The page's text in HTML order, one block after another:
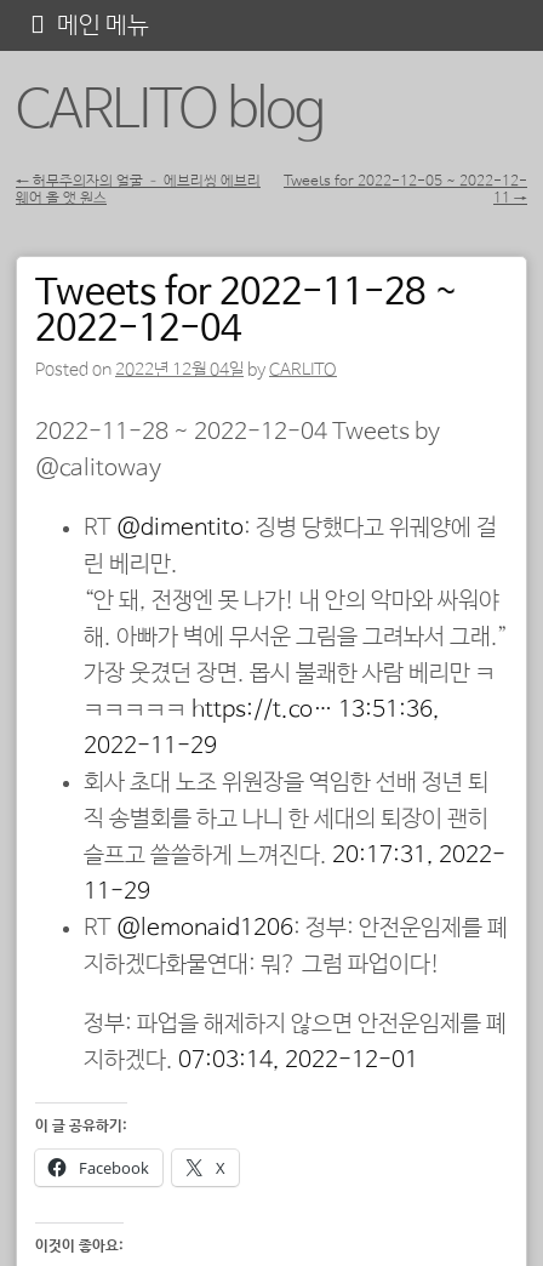
CARLITO blog
메인 메뉴
텐
포스트 내비게이션
← 허무주의자의 얼굴 – 에브리씽 에브리
웨어 올 앳 원스
Tweets for 2022-12-05 ~ 2022-12-
11 →
Tweets for 2022-11-28 ~
2022-12-04
Posted on 2022년 12월 04일 byCARLITO
2022-11-28 ~ 2022-12-04 Tweets by
@calitoway
RT @dimentito: 징병 당했다고 위궤양에 걸
린 베리만.
“안 돼, 전쟁엔 못 나가! 내 안의 악마와 싸워야
해. 아빠가 벽에 무서운 그림을 그려놔서 그래.”
가장 웃겼던 장면. 몹시 불쾌한 사람 베리만 ㅋ
ㅋㅋㅋㅋㅋ https://t.co… 13:51:36,
2022-11-29
회사 초대 노조 위원장을 역임한 선배 정년 퇴
직 송별회를 하고 나니 한 세대의 퇴장이 괜히
슬프고 쓸쓸하게 느껴진다. 20:17:31, 2022-
11-29
RT @lemonaid1206: 정부: 안전운임제를 폐
지하겠다화물연대: 뭐? 그럼 파업이다!
정부: 파업을 해제하지 않으면 안전운임제를 폐
지하겠다. 07:03:14, 2022-12-01
이 글 공유하기:
Facebook X
이것이 좋아요: